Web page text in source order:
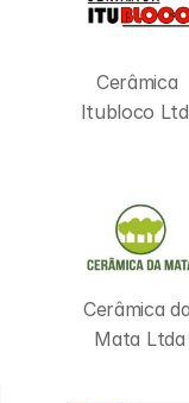
Cerâmica
Itubloco
Cerâmica da
Mata Ltda